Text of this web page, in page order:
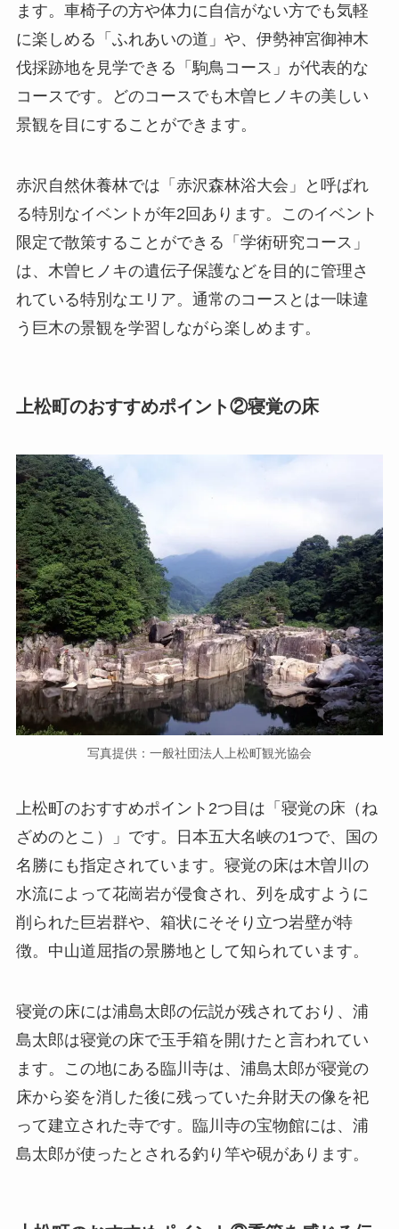
ます。車椅子の方や体力に自信がない方でも気軽
に楽しめる「ふれあいの道」や、伊勢神宮御神木
伐採跡地を見学できる「駒鳥コース」が代表的な
コースです。どのコースでも木曽ヒノキの美しい
景観を目にすることができます。
赤沢自然休養林では「赤沢森林浴大会」と呼ばれ
る特別なイベントが年2回あります。このイベント
限定で散策することができる「学術研究コース」
は、木曽ヒノキの遺伝子保護などを目的に管理さ
れている特別なエリア。通常のコースとは一味違
う巨木の景観を学習しながら楽しめます。
上松町のおすすめポイント②寝覚の床
写真提供：一般社団法人上松町観光協会
上松町のおすすめポイント2つ目は「寝覚の床（ね
ざめのとこ）」です。日本五大名峡の1つで、国の
名勝にも指定されています。寝覚の床は木曽川の
水流によって花崗岩が侵食され、列を成すように
削られた巨岩群や、箱状にそそり立つ岩壁が特
徴。中山道屈指の景勝地として知られています。
寝覚の床には浦島太郎の伝説が残されており、浦
島太郎は寝覚の床で玉手箱を開けたと言われてい
ます。この地にある臨川寺は、浦島太郎が寝覚の
床から姿を消した後に残っていた弁財天の像を祀
って建立された寺です。臨川寺の宝物館には、浦
島太郎が使ったとされる釣り竿や硯があります。